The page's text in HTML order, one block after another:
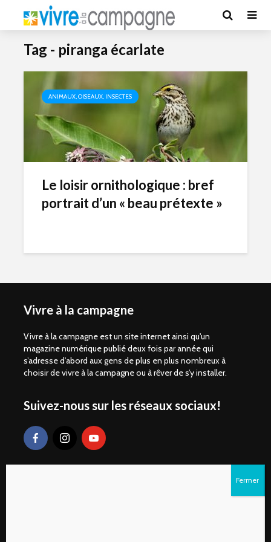
Tag - piranga écarlate
ANIMAUX, OISEAUX, INSECTES
Le loisir ornithologique : bref
portrait d’un « beau prétexte »
Vivre à la campagne
Vivre à la campagne est un site internet ainsi qu'un
magazine numérique publié deux fois par année qui
s’adresse d’abord aux gens de plus en plus nombreux à
choisir de vivre à la campagne ou à rêver de s’y installer.
Suivez-nous sur les réseaux sociaux!